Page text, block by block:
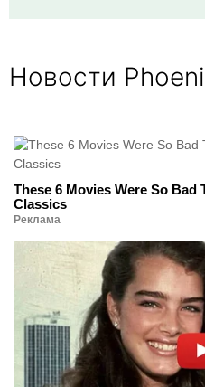
Новости
These 6 Movies Were So Bad
Classics
Реклама